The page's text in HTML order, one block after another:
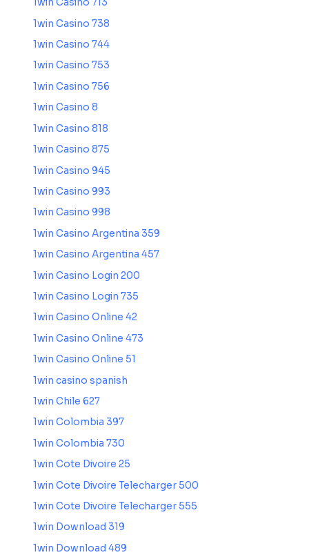
1win Casino 713
1win Casino 738
1win Casino 744
1win Casino 753
1win Casino 756
1win Casino 8
1win Casino 818
1win Casino 875
1win Casino 945
1win Casino 993
1win Casino 998
1win Casino Argentina 359
1win Casino Argentina 457
1win Casino Login 200
1win Casino Login 735
1win Casino Online 42
1win Casino Online 473
1win Casino Online 51
1win casino spanish
1win Chile 627
1win Colombia 397
1win Colombia 730
1win Cote Divoire 25
1win Cote Divoire Telecharger 500
1win Cote Divoire Telecharger 555
1win Download 319
1win Download 489